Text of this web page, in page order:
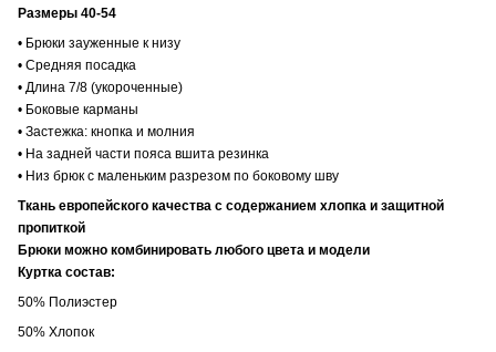
Размеры 40-54
• Брюки зауженные к низу
• Средняя посадка
• Длина 7/8 (укороченные)
• Боковые карманы
• Застежка: кнопка и молния
• На задней части пояса вшита резинка
• Низ брюк с маленьким разрезом по боковому шву
Ткань европейского качества с содержанием хлопка и защитной
пропиткой
Брюки можно комбинировать любого цвета и модели
Куртка состав:
50% Полиэстер
50% Хлопок